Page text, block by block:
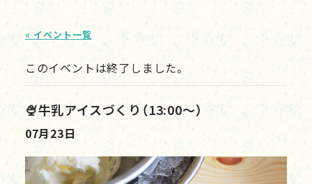
« イベント一覧
このイベントは終了しました。
🍨牛乳アイスづくり（13:00～）
07月23日